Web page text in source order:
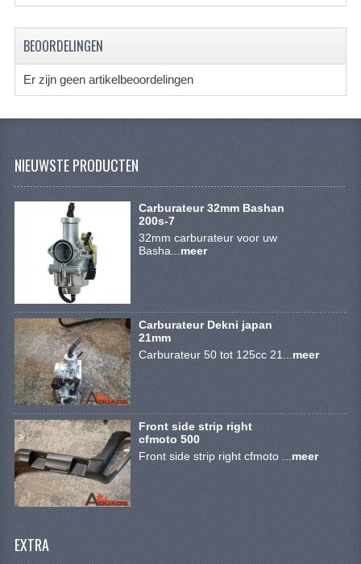
VELGEN & BANDEN
10 INCH VELGEN
6 INCH BANDEN
7 INCH VELGEN
8 INCH VELGEN
E SCOOTERS
ACCOUNT
BEOORDELINGEN
Er zijn geen artikelbeoordelingen
NIEUWSTE PRODUCTEN
Carburateur 32mm Bashan
200s-7
32mm carburateur voor uw
Basha... meer
Carburateur Dekni japan
21mm
Carburateur 50 tot 125cc 21... meer
Front side strip right
cfmoto 500
Front side strip right cfmoto ... meer
EXTRA